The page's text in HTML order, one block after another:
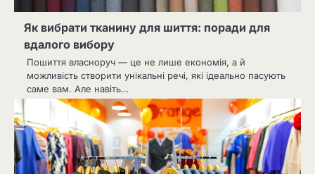
Як вибрати тканину для шиття: поради для
вдалого вибору
Пошиття власноруч — це не лише економія, а й
можливість створити унікальні речі, які ідеально пасують
саме вам. Але навіть…